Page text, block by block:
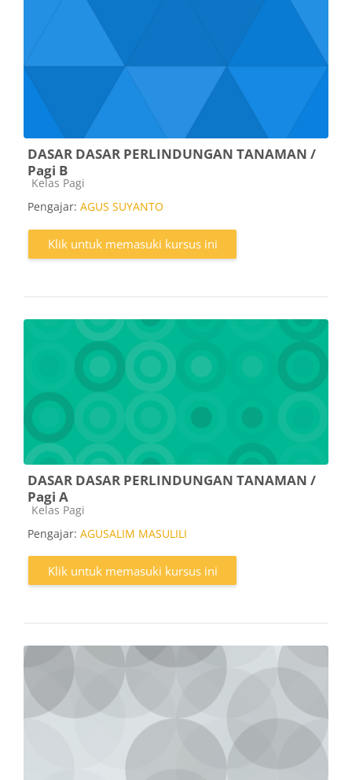
DASAR DASAR PERLINDUNGAN TANAMAN /
Pagi B
Kategori kursus
Kelas Pagi
Pengajar: AGUS SUYANTO
Klik untuk memasuki kursus ini
DASAR DASAR PERLINDUNGAN TANAMAN /
Pagi A
Kategori kursus
Kelas Pagi
Pengajar: AGUSALIM MASULILI
Klik untuk memasuki kursus ini